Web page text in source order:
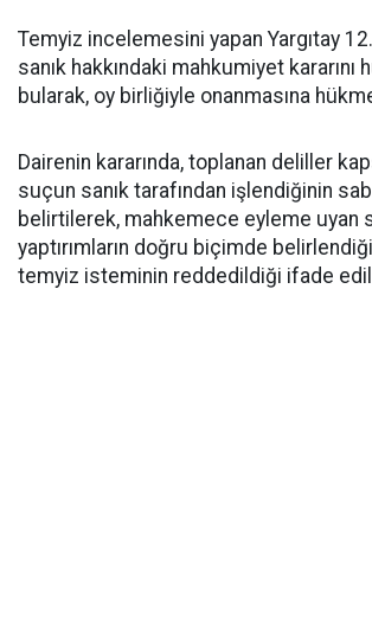
Temyiz incelemesini yapan Yargıtay
sanık hakkındaki mahkumiyet kararını
bularak, oy birliğiyle onanmasına
Dairenin kararında, toplanan deliller
suçun sanık tarafından işlendiğinin
belirtilerek, mahkemece eyleme uyan
yaptırımların doğru biçimde
temyiz isteminin reddedildiği ifade